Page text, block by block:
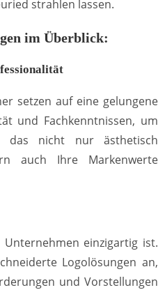
strahlen lassen.
im Überblick:
setzen auf eine gelungene
und Fachkenntnissen, um
das nicht nur ästhetisch
auch Ihre Markenwerte
einzigartig ist.
Logolösungen an,
und Vorstellungen